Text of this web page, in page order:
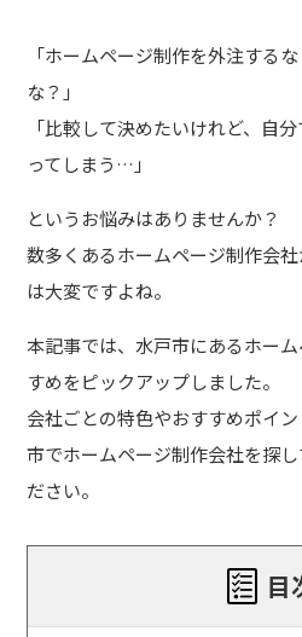
「ホームページ制作を外注する
な？」
「比較して決めたいけれど、自
ってしまう…」
というお悩みはありませんか？
数多くあるホームページ制作会
は大変ですよね。
本記事では、水戸市にあるホー
すめをピックアップしました。
会社ごとの特色やおすすめポイ
市でホームページ制作会社を探
ださい。
目